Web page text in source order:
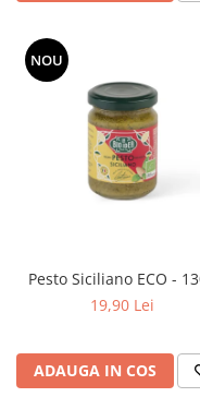
PRODUSE ROMÂNEȘTI
COSMETICE
REMEDII NATURISTE
TOATE PRODUSELE
NOU
Pesto Siciliano ECO -
19,90 Lei
ADAUGA IN COS